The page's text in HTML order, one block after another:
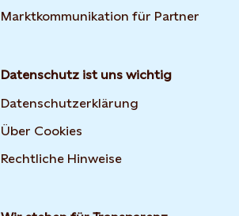
Marktkommunikation für Partner
Datenschutz ist uns wichtig
Datenschutzerklärung
Über Cookies
Rechtliche Hinweise